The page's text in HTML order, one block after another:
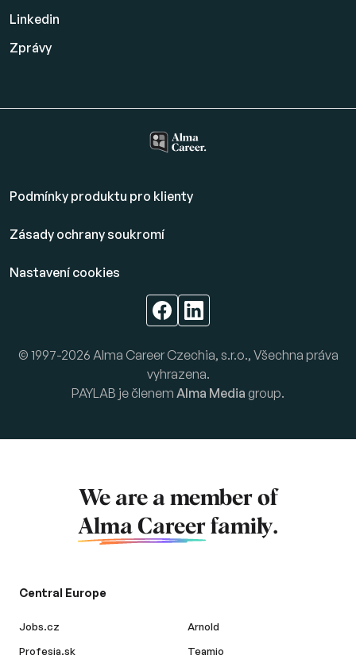
Linkedin
Zprávy
Podmínky produktu pro klienty
Zásady ochrany soukromí
Nastavení cookies
© 1997-2026 Alma Career Czechia, s.r.o., Všechna práva
vyhrazena.
PAYLAB je členem Alma Media group.
We are a member of
Alma Career family.
Central Europe
Jobs.cz
Profesia.sk
Arnold
Teamio